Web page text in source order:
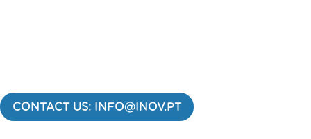
CONTACT US: INFO@INOV.PT